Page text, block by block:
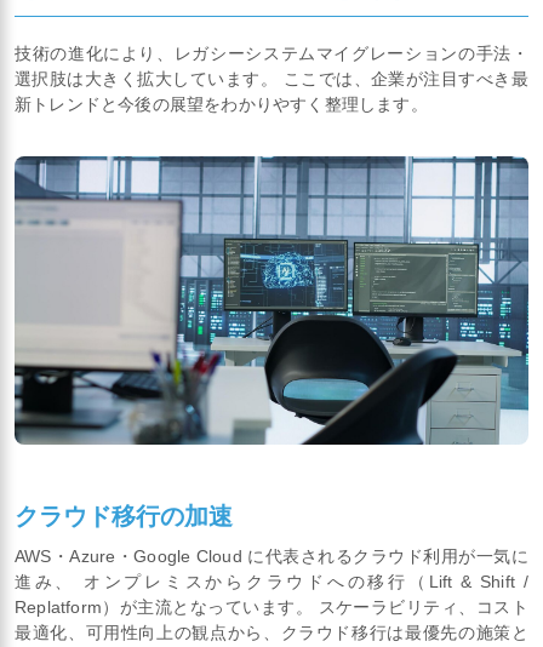
技術の進化により、レガシーシステムマイグレーションの手法・
選択肢は大きく拡大しています。 ここでは、企業が注目すべき最
新トレンドと今後の展望をわかりやすく整理します。
クラウド移行の加速
AWS・Azure・Google Cloud に代表されるクラウド利用が一気に
進み、 オンプレミスからクラウドへの移行（Lift & Shift /
Replatform）が主流となっています。 スケーラビリティ、コスト
最適化、可用性向上の観点から、クラウド移行は最優先の施策と